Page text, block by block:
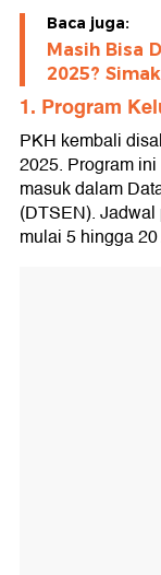
Baca juga:
Masih Bisa
2025?
1. Program
PKH kembali
2025. Program
masuk dalam
(DTSEN).
mulai 5 hingga